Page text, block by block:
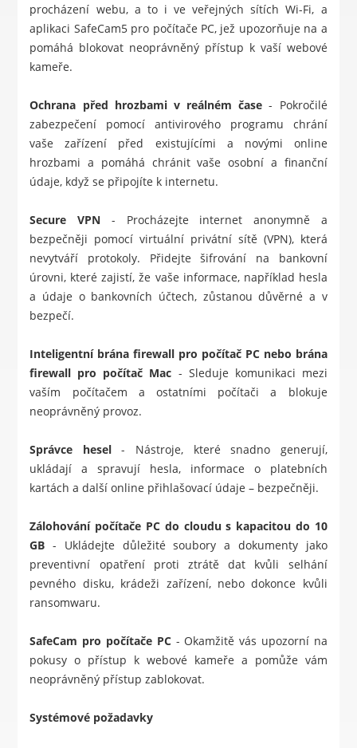
procházení webu, a to i ve veřejných sítích Wi-Fi, a
aplikaci SafeCam5 pro počítače PC, jež upozorňuje na a
pomáhá blokovat neoprávněný přístup k vaší webové
kameře.
Ochrana před hrozbami v reálném čase - Pokročilé
zabezpečení pomocí antivirového programu chrání
vaše zařízení před existujícími a novými online
hrozbami a pomáhá chránit vaše osobní a finanční
údaje, když se připojíte k internetu.
Secure VPN - Procházejte internet anonymně a
bezpečněji pomocí virtuální privátní sítě (VPN), která
nevytváří protokoly. Přidejte šifrování na bankovní
úrovni, které zajistí, že vaše informace, například hesla
a údaje o bankovních účtech, zůstanou důvěrné a v
bezpečí.
Inteligentní brána firewall pro počítač PC nebo brána
firewall pro počítač Mac - Sleduje komunikaci mezi
vaším počítačem a ostatními počítači a blokuje
neoprávněný provoz.
Správce hesel- Nástroje, které snadno generují,
ukládají a spravují hesla, informace o platebních
kartách a další online přihlašovací údaje – bezpečněji.
Zálohování počítače PC do cloudu s kapacitou do 10
GB - Ukládejte důležité soubory a dokumenty jako
preventivní opatření proti ztrátě dat kvůli selhání
pevného disku, krádeži zařízení, nebo dokonce kvůli
ransomwaru.
SafeCam pro počítače PC- Okamžitě vás upozorní na
pokusy o přístup k webové kameře a pomůže vám
neoprávněný přístup zablokovat.
Systémové požadavky